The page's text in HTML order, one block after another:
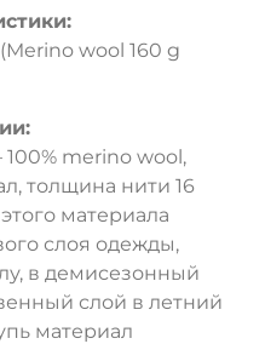
wool 160 g
100% merino wool,
толщина нити 16
материала
слоя одежды,
в демисезонный
слой в летний
материал